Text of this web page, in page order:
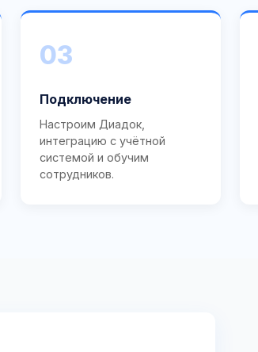
03
Подключение
Настроим Диадок,
интеграцию с учётной
системой и обучим
сотрудников.